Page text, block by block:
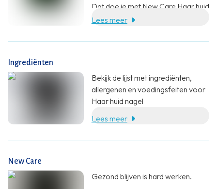
Dat doe je met New Care Haar huid
nagel; een moderne formule in
Lees meer
Ingrediënten
Bekijk de lijst met ingrediënten,
allergenen en voedingsfeiten voor
Haar huid nagel
Lees meer
New Care
Gezond blijven is hard werken.